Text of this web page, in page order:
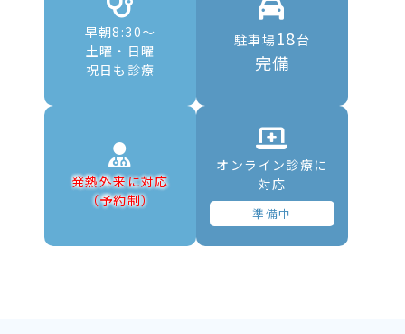
早朝8:30〜
土曜・日曜
祝日も診療
駐車場 18台
完備
発熱外来に対応
（予約制）
オンライン診療に
対応
準備中